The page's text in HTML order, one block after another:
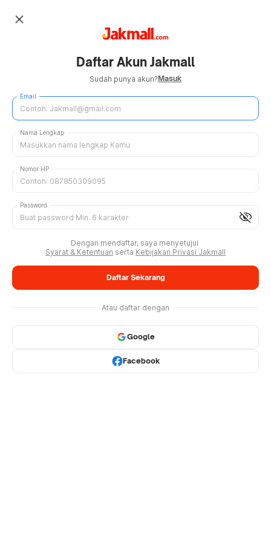
close
Daftar Akun Jakmall
Sudah punya akun?Masuk
Email
Nama Lengkap
Nomor HP
visibility_off
Password
Dengan mendaftar, saya menyetujui
Syarat & Ketentuan serta Kebijakan Privasi Jakmall
Daftar Sekarang
Atau daftar dengan
Google
Facebook